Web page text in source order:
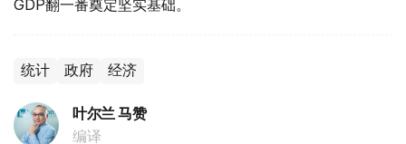
GDP翻一番奠定坚实基础。
统计 政府 经济
叶尔兰 马赞
编译